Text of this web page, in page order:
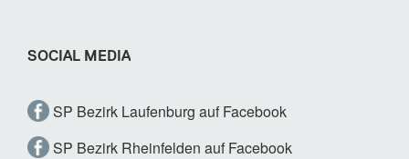
SOCIAL MEDIA
SP Bezirk Laufenburg auf Facebook
SP Bezirk Rheinfelden auf Facebook